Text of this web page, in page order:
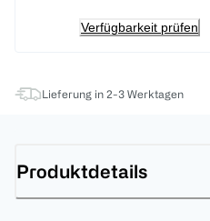
Verfügbarkeit prüfen
Lieferung in 2-3 Werktagen
Produktdetails